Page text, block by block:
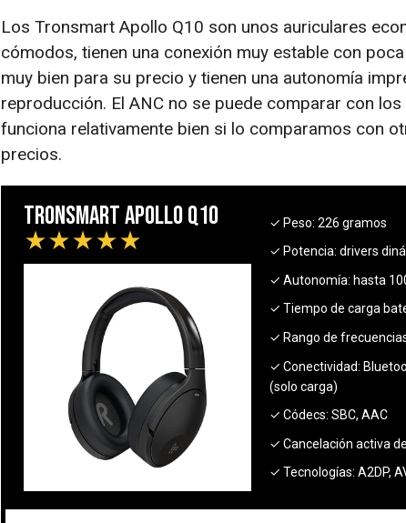
Los Tronsmart Apollo Q10 son unos auriculares
cómodos, tienen una conexión muy estable con
muy bien para su precio y tienen una autonomía
reproducción. El ANC no se puede comparar con
funciona relativamente bien si lo comparamos con
precios.
Tronsmart Apollo Q10
★★★★★
✓ Peso: 226 gramos
✓ Potencia: drivers
✓ Autonomía: hasta
✓ Tiempo de carga
✓ Rango de
✓ Conectividad:
(solo carga)
✓ Códecs: SBC, AAC
✓ Cancelación activa
✓ Tecnologías: A2DP,